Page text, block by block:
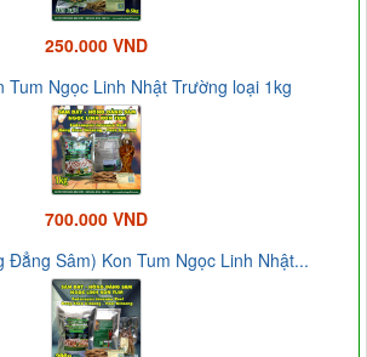
250.000 VND
Tum Ngọc Linh Nhật Trường loại 1kg
700.000 VND
Đẳng Sâm) Kon Tum Ngọc Linh Nhật...